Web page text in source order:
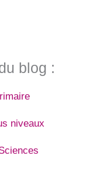
blog :
niveaux